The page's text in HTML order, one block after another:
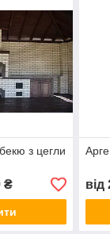
з цегли
₴ від